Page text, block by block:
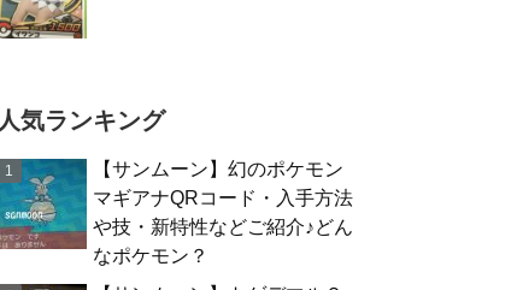
人気ランキング
【サンムーン】幻のポケモン
マギアナQRコード・入手方法
や技・新特性などご紹介♪どん
なポケモン？